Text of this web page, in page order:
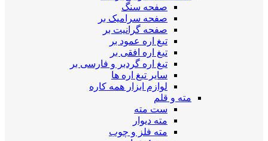
صفحه سنگ
صفحه سرامیک بر
صفحه گرانیت بر
تیغ اره عمود بر
تیغ اره افقی بر
تیغ اره گردبر و فارسی بر
سایر تیغ اره ها
لوازم ابزار همه کاره
مته و قلم
ست مته
مته دیوار
مته فلز و چوب